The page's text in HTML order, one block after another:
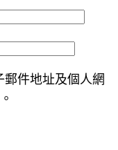
件地址及個人網